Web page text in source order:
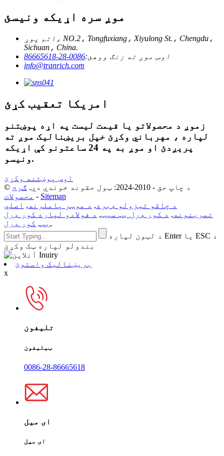
موږ سره اړیکه ونیسئ
اتم پوړ، NO.2، Tongfuxiang، Xiyulong St.، Chengdu،
Sichuan، China.
اوس موږ ته زنګ ووهئ:0086-28-86665618
info@tranrich.com
امریکا تعقیب کړئ
زموږ د محصولاتو یا قیمت لیست په اړه پوښتنو
لپاره ، مهرباني وکړئ خپل بریښنالیک موږ ته
پریږدئ او موږ به په 24 ساعتونو کې اړیکه
ونیسو.
اوس پوښتنه وکړئ
© د چاپ حق - 2010-2024: ټول حقونه خوندي دي.
ګرم
محصولات - Sitemap
د چاقو تیزولو ډبره , د موټر پاملرنه , اصلي
تمرینونه , د کور ډرل بټ سیټ, د فولادو لپاره کور ډرل
بټ, کور ډرل
,
د لټون لپاره Enter یا ESC د
بندولو لپاره ټک وکړئ
بریښنالیک واستوئ
x
تلیفون
ټیلیفون
0086-28-86665618
ای میل
ای میل